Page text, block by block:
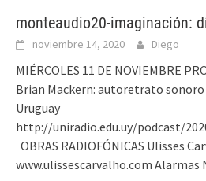
monteaudio20-imaginación:
noviembre 14, 2020 Diego
MIÉRCOLES 11 DE NOVIEMBRE
Brian Mackern: autoretrato
Uruguay
http://uniradio.edu.uy/podcast/
OBRAS RADIOFÓNICAS Ulisses
www.ulissescarvalho.com